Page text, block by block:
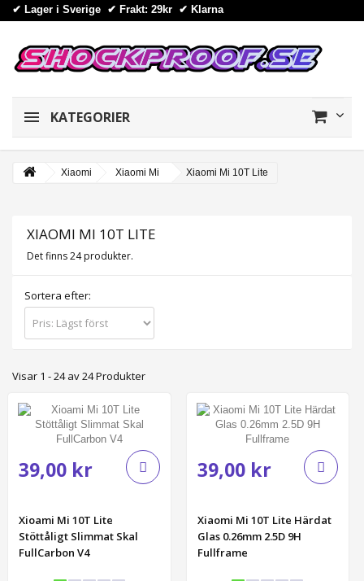
✔ Lager i Sverige ✔ Frakt: 29kr ✔ Klarna
KATEGORIER
Xiaomi Xiaomi Mi Xiaomi Mi 10T Lite
XIAOMI MI 10T LITE
Det finns 24 produkter.
Sortera efter:
Visar 1 - 24 av 24 Produkter
39,00 kr
Xioami Mi 10T Lite
Stöttåligt Slimmat Skal
FullCarbon V4
39,00 kr
Xiaomi Mi 10T Lite Härdat
Glas 0.26mm 2.5D 9H
Fullframe